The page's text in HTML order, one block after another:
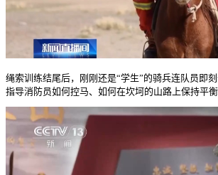
绳索训练结尾后，刚刚还是“学生”的骑兵连队员即
指导消防员如何控马、如何在坎坷的山路上保持平衡